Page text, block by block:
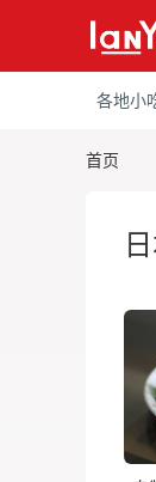
各地小
首页